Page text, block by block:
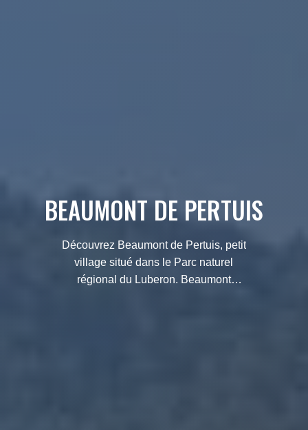
BEAUMONT DE PERTUIS
Découvrez Beaumont de Pertuis, petit
village situé dans le Parc naturel
régional du Luberon. Beaumont